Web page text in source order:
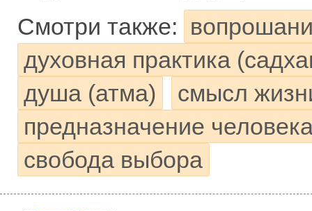
Смотри также:
духовная практика
душа (атма)
смысл
предназначение
свобода выбора